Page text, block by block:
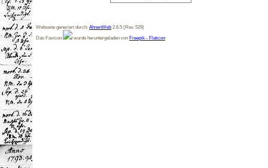
Webseite generiert durch: AhnenWeb 2.6.5 (Rev. 529)
Das Favicon
wurde heruntergeladen von Freepik - Flaticon